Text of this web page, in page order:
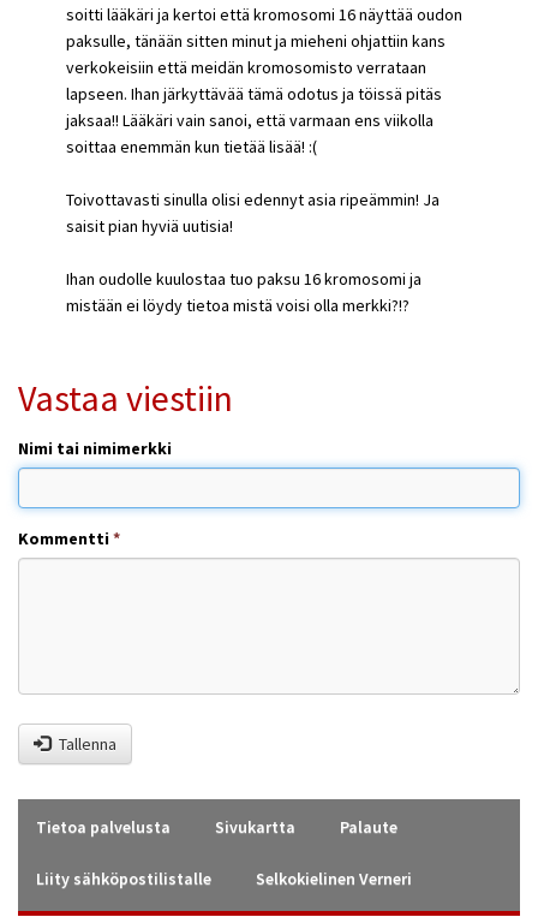
soitti lääkäri ja kertoi että kromosomi 16 näyttää oudon
paksulle, tänään sitten minut ja mieheni ohjattiin kans
verkokeisiin että meidän kromosomisto verrataan
lapseen. Ihan järkyttävää tämä odotus ja töissä pitäs
jaksaa!! Lääkäri vain sanoi, että varmaan ens viikolla
soittaa enemmän kun tietää lisää! :(
Toivottavasti sinulla olisi edennyt asia ripeämmin! Ja
saisit pian hyviä uutisia!
Ihan oudolle kuulostaa tuo paksu 16 kromosomi ja
mistään ei löydy tietoa mistä voisi olla merkki?!?
Vastaa viestiin
Nimi tai nimimerkki
Kommentti*
Tallenna
Tietoa palvelusta Sivukartta Palaute
Liity sähköpostilistalle Selkokielinen Verneri